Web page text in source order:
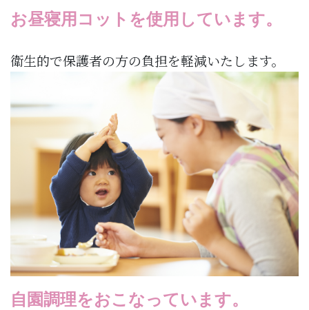
お昼寝用コットを使用しています。
衛生的で保護者の方の負担を軽減いたします。
自園調理をおこなっています。